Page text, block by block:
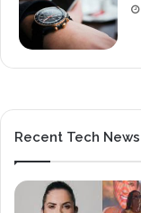
Recent Tech News